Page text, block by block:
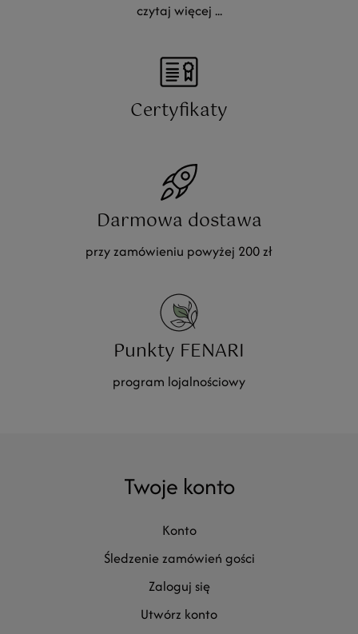
czytaj więcej ...
Certyfikaty
Darmowa dostawa
przy zamówieniu powyżej 200 zł
Punkty FENARI
program lojalnościowy
Twoje konto
konto
śledzenie zamówień gości
zaloguj się
utwórz konto